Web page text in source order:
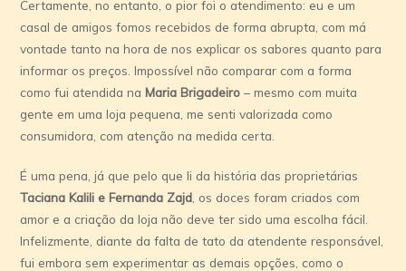
Certamente, no entanto, o pior foi o atendimento: eu e um
casal de amigos fomos recebidos de forma abrupta, com má
vontade tanto na hora de nos explicar os sabores quanto para
informar os preços. Impossível não comparar com a forma
como fui atendida naMaria Brigadeiro – mesmo com muita
gente em uma loja pequena, me senti valorizada como
consumidora, com atenção na medida certa.
É uma pena, já que pelo que li da história das proprietárias
Taciana Kalili e Fernanda Zajd , os doces foram criados com
amor e a criação da loja não deve ter sido uma escolha fácil.
Infelizmente, diante da falta de tato da atendente responsável,
fui embora sem experimentar as demais opções, como o